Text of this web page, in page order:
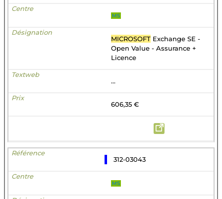
MS
MICROSOFT Exchange SE -
Open Value - Assurance +
Licence
...
606,35 €
312-03043
MS